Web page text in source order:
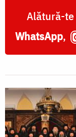
Alătură-
WhatsApp,